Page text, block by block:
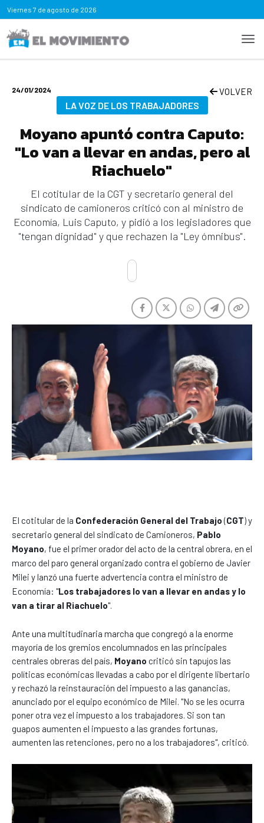
Viernes 7 de agosto de 2026
24/01/2024 VOLVER
LA VOZ DE LOS TRABAJADORES
Moyano apuntó contra Caputo:
"Lo van a llevar en andas, pero al
Riachuelo"
El cotitular de la CGT y secretario general del
sindicato de camioneros criticó con al ministro de
Economía, Luis Caputo, y pidió a los legisladores que
"tengan dignidad" y que rechazen la "Ley ómnibus".
El cotitular de la Confederación General del Trabajo(CGT) y
secretario general del sindicato de Camioneros, Pablo
Moyano, fue el primer orador del acto de la central obrera, en el
marco del paro general organizado contra el gobierno de Javier
Milei y lanzó una fuerte advertencia contra el ministro de
Economía: "Los trabajadores lo van a llevar en andas y lo
van a tirar al Riachuelo".
Ante una multitudinaria marcha que congregó a la enorme
mayoría de los gremios encolumnados en las principales
centrales obreras del país, Moyano criticó sin tapujos las
políticas económicas llevadas a cabo por el dirigente libertario
y rechazó la reinstauración del impuesto a las ganancias,
anunciado por el equipo económico de Milei. "No se les ocurra
poner otra vez el impuesto a los trabajadores. Si son tan
guapos aumenten el impuesto a las grandes fortunas,
aumenten las retenciones, pero no a los trabajadores", criticó.